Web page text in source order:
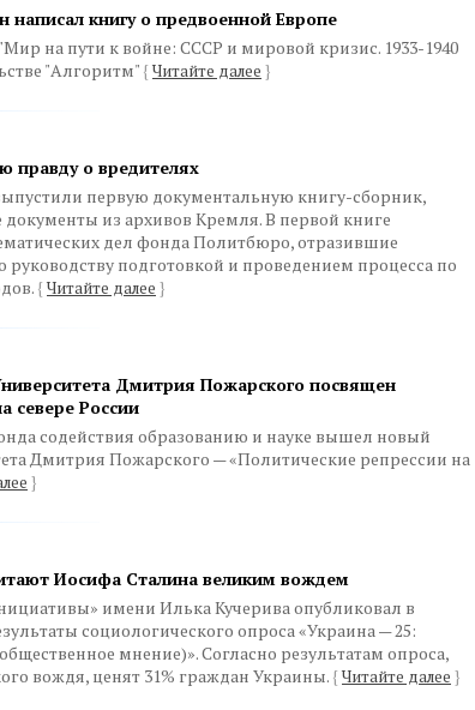
книгу о предвоенной Европе
на пути к войне: СССР и мировой кризис. 1933-1940
"Алгоритм" { Читайте далее }
правду о вредителях
первую документальную книгу-сборник,
из архивов Кремля. В первой книге
дел фонда Политбюро, отразившие
руководству подготовкой и проведением процесса по
{ Читайте далее }
Дмитрия Пожарского посвящен
севере России
содействия образованию и науке вышел новый
Дмитрия Пожарского — «Политические репрессии на
}
Иосифа Сталина великим вождем
имени Илька Кучерива опубликовал в
социологического опроса «Украина — 25:
мнение)». Согласно результатам опроса,
вождя, ценят 31% граждан Украины. { Читайте далее }